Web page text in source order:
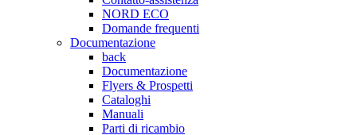
NORD ECO
Domande frequenti
Documentazione
back
Documentazione
Flyers & Prospetti
Cataloghi
Manuali
Parti di ricambio